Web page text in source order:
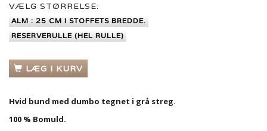
VÆLG STØRRELSE:
ALM : 25 CM I STOFFETS BREDDE.
RESERVERULLE (HEL RULLE)
LÆG I KURV
Hvid bund med dumbo tegnet i grå streg.
100 % Bomuld.